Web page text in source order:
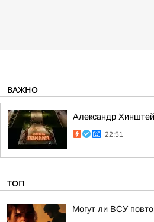
ВАЖНО
Александр
22:51
ТОП
Могут ли ВСУ